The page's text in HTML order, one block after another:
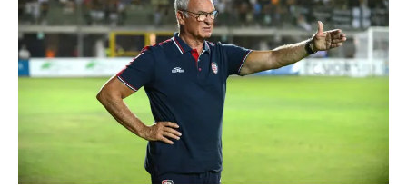
ITALIA
MONDO
POLITICA
SERVIZI ALLE IMPRESE